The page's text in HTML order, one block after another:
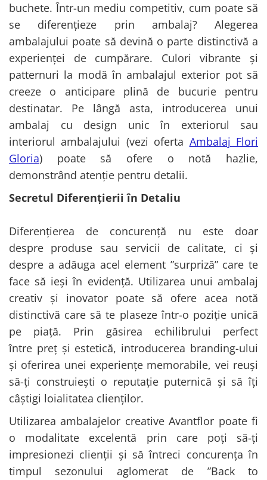
buchete. Într-un mediu competitiv, cum poate să
se diferențieze prin ambalaj? Alegerea
ambalajului poate să devină o parte distinctivă a
experienței de cumpărare. Culori vibrante și
patternuri la modă în ambalajul exterior pot să
creeze o anticipare plină de bucurie pentru
destinatar. Pe lângă asta, introducerea unui
ambalaj cu design unic în exteriorul sau
interiorul ambalajului (vezi oferta Ambalaj Flori
Gloria) poate să ofere o notă hazlie,
demonstrând atenție pentru detalii.
Secretul Diferențierii în Detaliu
Diferențierea de concurență nu este doar
despre produse sau servicii de calitate, ci și
despre a adăuga acel element ”surpriză” care te
face să ieși în evidență. Utilizarea unui ambalaj
creativ și inovator poate să ofere acea notă
distinctivă care să te plaseze într-o poziție unică
pe piață. Prin găsirea echilibrului perfect
între preț și estetică, introducerea branding-ului
și oferirea unei experiențe memorabile, vei reuși
să-ți construiești o reputație puternică și să îți
câștigi loialitatea clienților.
Utilizarea ambalajelor creative Avantflor poate fi
o modalitate excelentă prin care poți să-ți
impresionezi clienții și să întreci concurența în
timpul sezonului aglomerat de ”Back to